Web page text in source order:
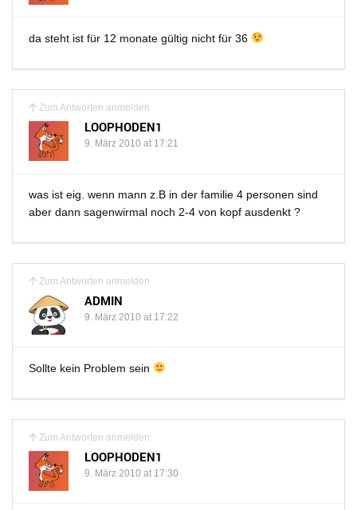
da steht ist für 12 monate gültig nicht für 36
Zum Antworten anmelden
LOOPHODEN1
9. März 2010 at 17:21
was ist eig. wenn mann z.B in der familie 4 personen sind
aber dann sagenwirmal noch 2-4 von kopf ausdenkt ?
Zum Antworten anmelden
ADMIN
9. März 2010 at 17:22
Sollte kein Problem sein
Zum Antworten anmelden
LOOPHODEN1
9. März 2010 at 17:30